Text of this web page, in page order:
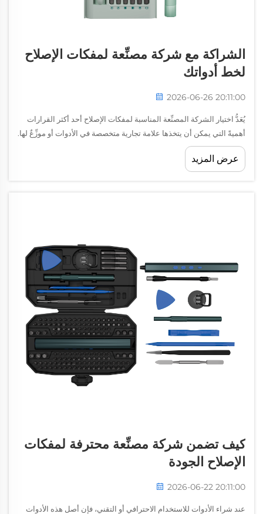
الشراكة مع شركة مصنِّعة لمفكات الإصلاح
لخط أدواتك
2026-06-26 20:11:00
يُعَدُّ اختيار الشركة المصنِّعة المناسبة لمفكات الإصلاح أحد أكثر القرارات
أهميةً التي يمكن أن يتخذها علامة تجارية متخصصة في الأدوات أو موزِّعٌ لها.
فجودة خط المفكات الخاص بك، واتساقه، وتنوُّعه تعكس مباشرةً سمعة
علامتك التجارية لدى المحترفين...
عرض المزيد
كيف تضمن شركة مصنِّعة محترفة لمفكات
الإصلاح الجودة
2026-06-22 20:11:00
عند شراء الأدوات للاستخدام الاحترافي أو التقني، فإن أصل هذه الأدوات